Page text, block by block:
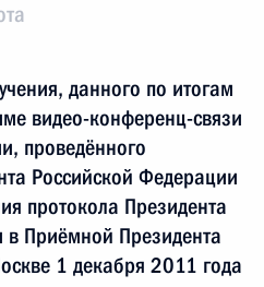
данного по итогам
видео-конференц-связи
проведённого
Российской Федерации
протокола Президента
Приёмной Президента
1 декабря 2011 года